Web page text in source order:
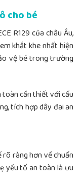
cho bé
R129 của châu Âu,
khắt khe nhất hiện
vệ bé trong trường
toàn cần thiết với cấu
tích hợp dây đai an
rõ ràng hơn về chuẩn
yếu tố an toàn là ưu